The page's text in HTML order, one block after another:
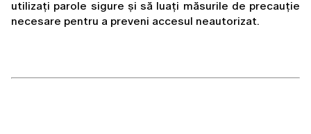
utilizați parole sigure și să luați măsurile de precauție
necesare pentru a preveni accesul neautorizat.